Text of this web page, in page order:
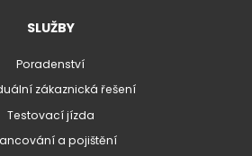
SLUŽBY
Poradenství
zákaznická řešení
Testovací jízda
a pojištění